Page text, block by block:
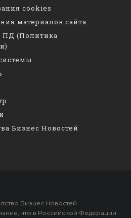
cookies
материалов сайта
ПД (Политика
Бизнес Новостей
Бизнес Новостей
что в Российской Федерации